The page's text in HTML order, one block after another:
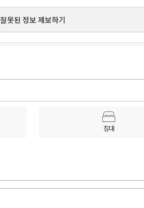
잘못된 정보 제보하기
침대